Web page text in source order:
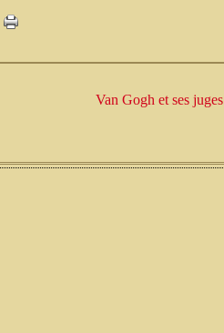
Van Gogh et ses juges